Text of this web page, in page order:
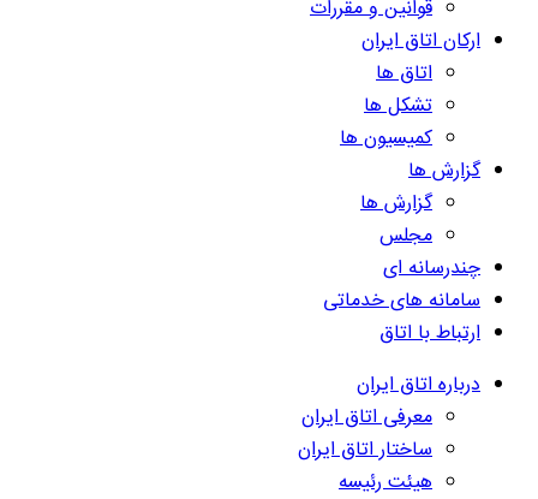
قوانین و مقررات
ارکان اتاق ایران
اتاق ها
تشکل ها
کمیسیون ها
گزارش ها
گزارش ها
مجلس
چندرسانه ای
سامانه های خدماتی
ارتباط با اتاق
درباره اتاق ایران
معرفی اتاق ایران
ساختار اتاق ایران
هیئت رئیسه